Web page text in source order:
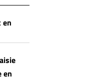
en
en